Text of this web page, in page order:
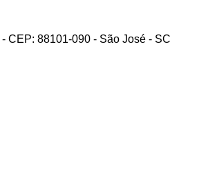
CEP: 88101-090 - São José - SC